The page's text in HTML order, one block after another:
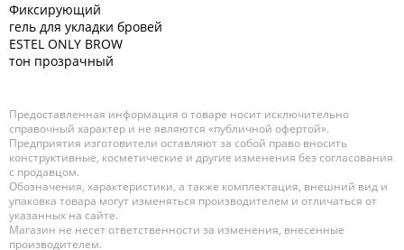
Фиксирующий
гель для укладки бровей
ESTEL ONLY BROW
тон прозрачный
Предоставленная информация о товаре носит исключительно
справочный характер и не являются «публичной офертой».
Предприятия изготовители оставляют за собой право вносить
конструктивные, косметические и другие изменения без согласования
с продавцом.
Обозначения, характеристики, а также комплектация, внешний вид и
упаковка товара могут изменяться производителем и отличаться от
указанных на сайте.
Магазин не несет ответственности за изменения, внесенные
производителем.